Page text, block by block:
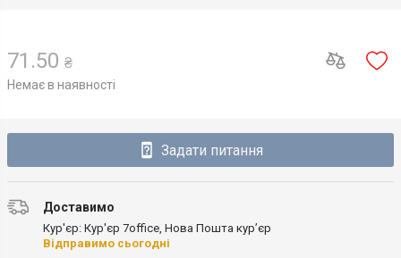
71.50 ₴
Немає в наявності
Задати питання
Доставимо
Кур'єр: Кур'єр 7office, Нова Пошта кур’єр
Відправимо сьогодні